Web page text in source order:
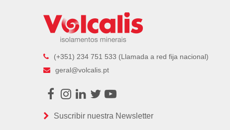
(+351) 234 751 533 (Llamada a red fija nacional)
geral@volcalis.pt
Facebook
Instagram
LinkedIn
TwitterYoutube
Suscribir nuestra Newsletter